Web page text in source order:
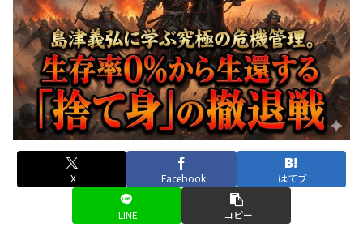
X Facebook はてブ
LINE コピー